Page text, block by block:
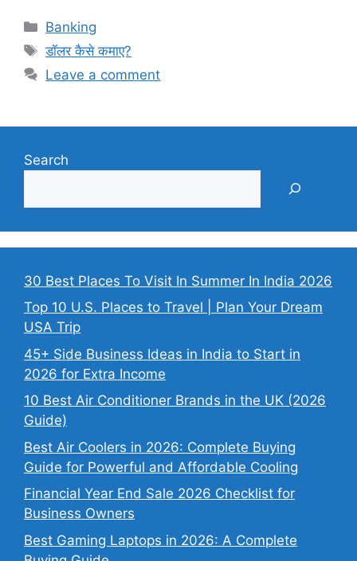
Categories
Banking
Tags
डॉलर कैसे कमाए?
Leave a comment
Search
30 Best Places To Visit In Summer In India 2026
Top 10 U.S. Places to Travel | Plan Your Dream
USA Trip
45+ Side Business Ideas in India to Start in
2026 for Extra Income
10 Best Air Conditioner Brands in the UK (2026
Guide)
Best Air Coolers in 2026: Complete Buying
Guide for Powerful and Affordable Cooling
Financial Year End Sale 2026 Checklist for
Business Owners
Best Gaming Laptops in 2026: A Complete